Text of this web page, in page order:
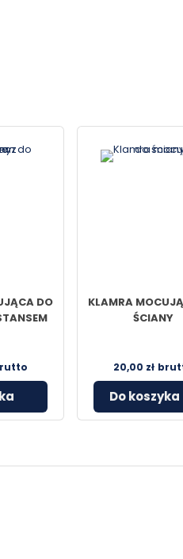
DO
KLAMRA
ŚCIANY
20,00 zł
Do koszyka